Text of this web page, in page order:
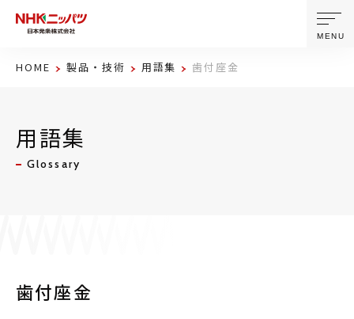
製品・技術
サステナビリティ
MENU
HOME 製品・技術 用語集 歯付座金
用語集
Glossary
歯付座金